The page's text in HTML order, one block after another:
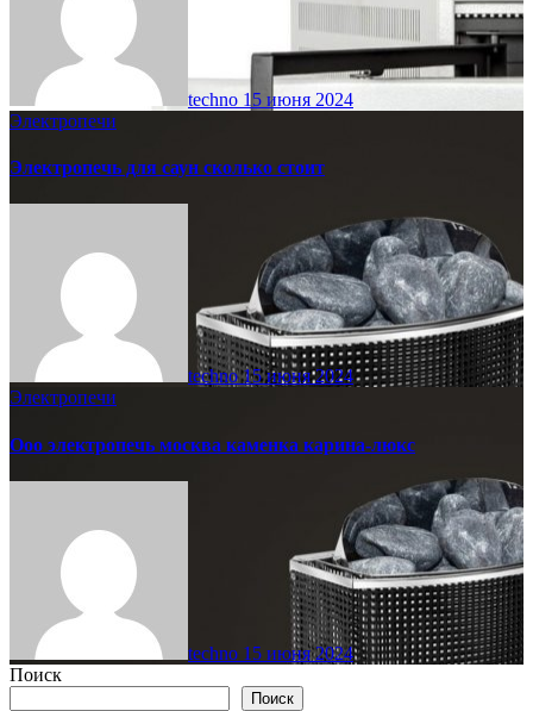
techno 15 июня 2024
Электропечи
Электропечь для саун сколько стоит
techno15 июня 2024
Электропечи
Ооо электропечь москва каменка карина-люкс
techno 15 июня 2024
Поиск
Поиск